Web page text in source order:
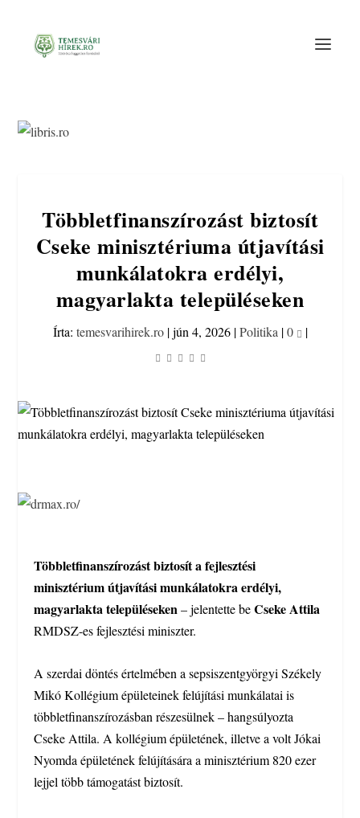
Többletfinanszírozást biztosít
Cseke minisztériuma útjavítási
munkálatokra erdélyi,
magyarlakta településeken
Írta: temesvarihirek.ro|jún 4, 2026|Politika |0 |
Többletfinanszírozást biztosít a fejlesztési
minisztérium útjavítási munkálatokra erdélyi,
magyarlakta településeken– jelentette beCseke Attila
RMDSZ-es fejlesztési miniszter.
A szerdai döntés értelmében a sepsiszentgyörgyi Székely
Mikó Kollégium épületeinek felújítási munkálatai is
többletfinanszírozásban részesülnek – hangsúlyozta
Cseke Attila. A kollégium épületének, illetve a volt Jókai
Nyomda épületének felújítására a minisztérium 820 ezer
lejjel több támogatást biztosít.